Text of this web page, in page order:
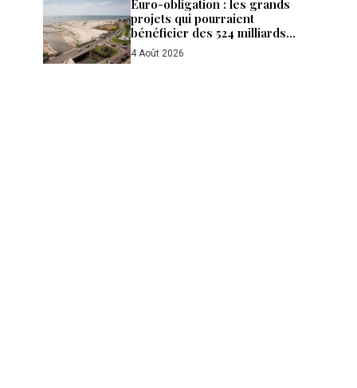
Euro-obligation : les grands
projets qui pourraient
bénéficier des 524 milliards
de FCFA levés par le Gabon
4 Août 2026